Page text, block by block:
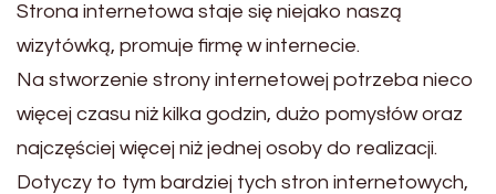
Strona internetowa staje się niejako naszą
wizytówką, promuje firmę w internecie.
Na stworzenie strony internetowej potrzeba nieco
więcej czasu niż kilka godzin, dużo pomysłów oraz
najczęściej więcej niż jednej osoby do realizacji.
Dotyczy to tym bardziej tych stron internetowych,